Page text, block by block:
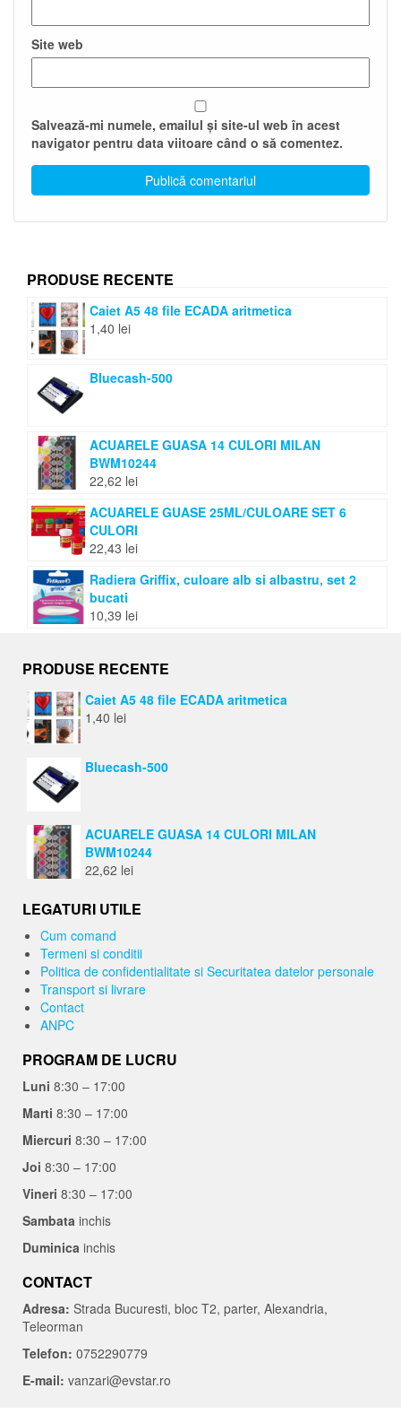
Site web
Salvează-mi numele, emailul și site-ul web în acest
navigator pentru data viitoare când o să comentez.
PRODUSE RECENTE
Caiet A5 48 file ECADA aritmetica
1,40 lei
Bluecash-500
ACUARELE GUASA 14 CULORI MILAN
BWM10244
22,62 lei
ACUARELE GUASE 25ML/CULOARE SET 6
CULORI
22,43 lei
Radiera Griffix, culoare alb si albastru, set 2
bucati
10,39 lei
PRODUSE RECENTE
Caiet A5 48 file ECADA aritmetica
1,40 lei
Bluecash-500
ACUARELE GUASA 14 CULORI MILAN
BWM10244
22,62 lei
LEGATURI UTILE
Cum comand
Termeni si conditii
Politica de confidentialitate si Securitatea datelor personale
Transport si livrare
Contact
ANPC
PROGRAM DE LUCRU
Luni 8:30 – 17:00
Marti 8:30 – 17:00
Miercuri 8:30 – 17:00
Joi 8:30 – 17:00
Vineri 8:30 – 17:00
Sambata inchis
Duminica inchis
CONTACT
Adresa: Strada Bucuresti, bloc T2, parter, Alexandria,
Teleorman
Telefon: 0752290779
E-mail: vanzari@evstar.ro